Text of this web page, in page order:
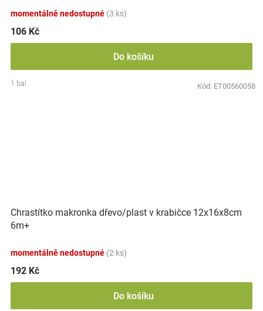
momentálně nedostupné (3 ks)
106 Kč
Do košíku
1 bal. Kód: ET00560058
Chrastítko makronka dřevo/plast v krabičce 12x16x8cm
6m+
momentálně nedostupné (2 ks)
192 Kč
Do košíku